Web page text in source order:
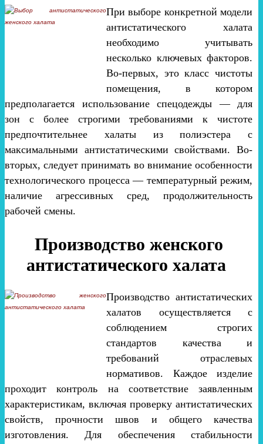
При выборе конкретной модели
антистатического халата
необходимо учитывать
несколько ключевых факторов.
Во-первых, это класс чистоты
помещения, в котором
предполагается использование спецодежды — для
зон с более строгими требованиями к чистоте
предпочтительнее халаты из полиэстера с
максимальными антистатическими свойствами. Во-
вторых, следует принимать во внимание особенности
технологического процесса — температурный режим,
наличие агрессивных сред, продолжительность
рабочей смены.
Производство женского
антистатического халата
Производство антистатических
халатов осуществляется с
соблюдением строгих
стандартов качества и
требований отраслевых
нормативов. Каждое изделие
проходит контроль на соответствие заявленным
характеристикам, включая проверку антистатических
свойств, прочности швов и общего качества
изготовления. Для обеспечения стабильности